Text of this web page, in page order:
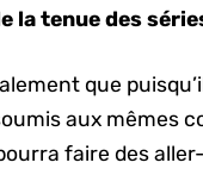
la tenue des
que
aux mêmes
faire des